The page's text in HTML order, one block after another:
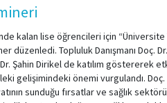
kalan lise öğrencileri için “Üniversite
düzenledi. Topluluk Danışmanı Doç.
Şahin Dirikel de katılım göstererek
gelişimindeki önemi vurgulandı. Doç.
sunduğu fırsatlar ve sağlık